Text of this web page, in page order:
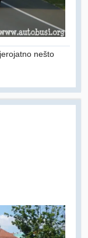
nešto